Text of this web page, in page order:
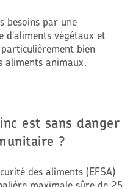
besoins par une
d'aliments végétaux et
bien
aliments animaux.
est sans danger
?
des aliments (EFSA)